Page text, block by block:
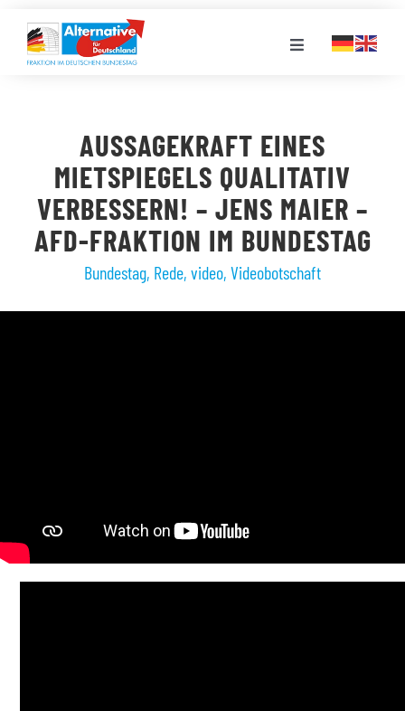
Inhalt
springen
Toggle
LANDESGRUPPEN
VERANSTALTUNGEN
AUSSAGEKRAFT EINES
MIETSPIEGELS QUALITATIV
VERBESSERN! – JENS MAIER –
AFD-FRAKTION IM BUNDESTAG
Bundestag, Rede, video, Videobotschaft